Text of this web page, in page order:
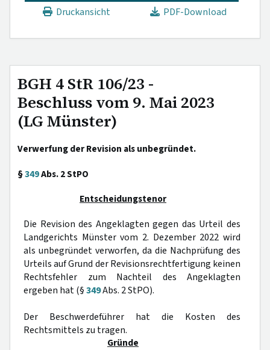
Druckansicht
PDF-Download
BGH 4 StR 106/23 -
Beschluss vom 9. Mai 2023
(LG Münster)
Verwerfung der Revision als unbegründet.
§349Abs. 2 StPO
Entscheidungstenor
Die Revision des Angeklagten gegen das Urteil des
Landgerichts Münster vom 2. Dezember 2022 wird
als unbegründet verworfen, da die Nachprüfung des
Urteils auf Grund der Revisionsrechtfertigung keinen
Rechtsfehler zum Nachteil des Angeklagten
ergeben hat (§349Abs. 2 StPO).
Der Beschwerdeführer hat die Kosten des
Rechtsmittels zu tragen.
Gründe